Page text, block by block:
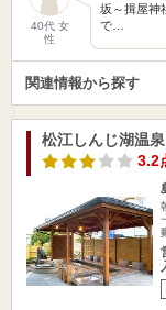
40代 女
性
坂～揖屋神
で…
関連情報から探す
松江しんじ湖温
3.2